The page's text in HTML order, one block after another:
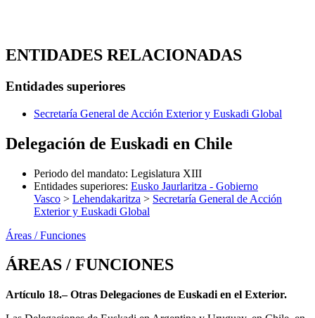
ENTIDADES RELACIONADAS
Entidades superiores
Secretaría General de Acción Exterior y Euskadi Global
Delegación de Euskadi en Chile
Periodo del mandato: Legislatura XIII
Entidades superiores: Eusko Jaurlaritza - Gobierno
Vasco > Lehendakaritza > Secretaría General de Acción
Exterior y Euskadi Global
Áreas / Funciones
ÁREAS / FUNCIONES
Artículo 18.– Otras Delegaciones de Euskadi en el Exterior.